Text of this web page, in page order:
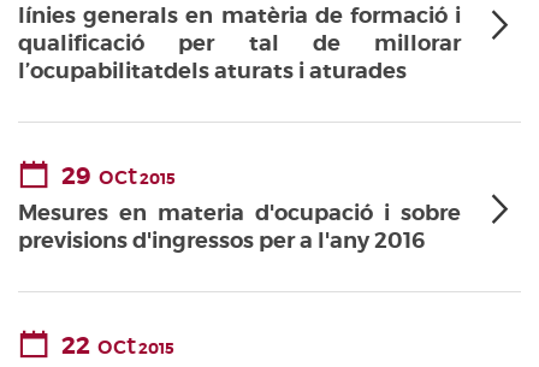
línies generals en matèria de formació i
qualificació per tal de millorar
l’ocupabilitatdels aturats i aturades
29 oct2015
Mesures en materia d'ocupació i sobre
previsions d'ingressos per a l'any 2016
22 oct2015